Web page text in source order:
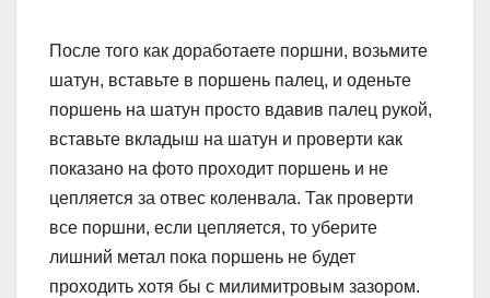
После того как доработаете поршни, возьмите
шатун, вставьте в поршень палец, и оденьте
поршень на шатун просто вдавив палец рукой,
вставьте вкладыш на шатун и проверти как
показано на фото проходит поршень и не
цепляется за отвес коленвала. Так проверти
все поршни, если цепляется, то уберите
лишний метал пока поршень не будет
проходить хотя бы с милимитровым зазором.